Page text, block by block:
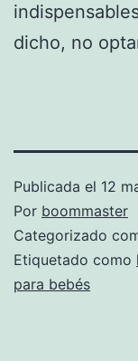
dicho, no
Publicada el 12
Por boommaster
Categorizado
Etiquetado como
para bebés